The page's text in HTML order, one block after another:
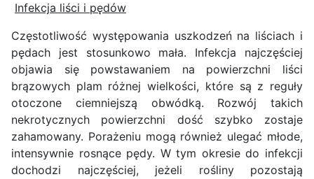
Infekcja liści i pędów
Częstotliwość występowania uszkodzeń na liściach i
pędach jest stosunkowo mała. Infekcja najczęściej
objawia się powstawaniem na powierzchni liści
brązowych plam różnej wielkości, które są z reguły
otoczone ciemniejszą obwódką. Rozwój takich
nekrotycznych powierzchni dość szybko zostaje
zahamowany. Porażeniu mogą również ulegać młode,
intensywnie rosnące pędy. W tym okresie do infekcji
dochodzi najczęściej, jeżeli rośliny pozostają